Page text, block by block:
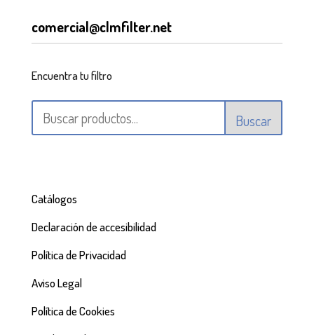
comercial@clmfilter.net
Encuentra tu filtro
Buscar
Catálogos
Declaración de accesibilidad
Política de Privacidad
Aviso Legal
Política de Cookies